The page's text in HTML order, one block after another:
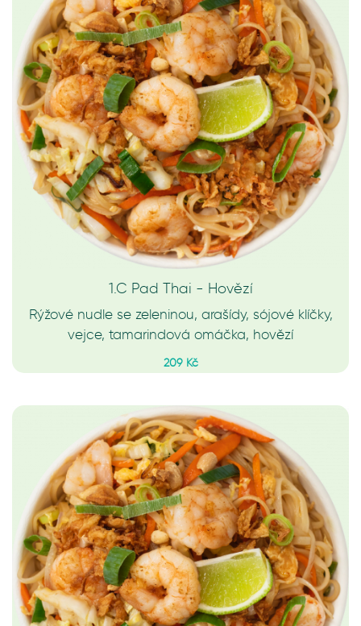
1.C Pad Thai - Hovězí
Rýžové nudle se zeleninou, arašídy, sójové klíčky,
vejce, tamarindová omáčka, hovězí
209 Kč